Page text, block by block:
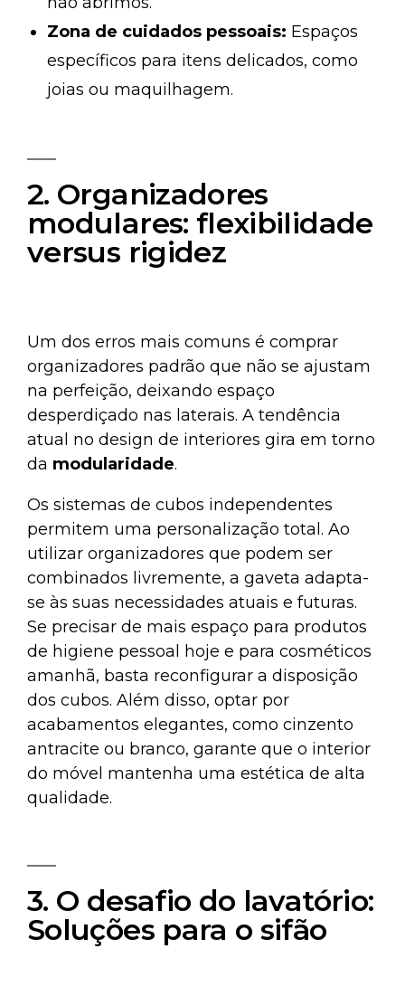
Zona de cuidados pessoais: Espaços
específicos para itens delicados, como
joias ou maquilhagem.
2. Organizadores
modulares: flexibilidade
versus rigidez
Um dos erros mais comuns é comprar
organizadores padrão que não se ajustam
na perfeição, deixando espaço
desperdiçado nas laterais. A tendência
atual no design de interiores gira em torno
da modularidade.
Os sistemas de cubos independentes
permitem uma personalização total. Ao
utilizar organizadores que podem ser
combinados livremente, a gaveta adapta-
se às suas necessidades atuais e futuras.
Se precisar de mais espaço para produtos
de higiene pessoal hoje e para cosméticos
amanhã, basta reconfigurar a disposição
dos cubos. Além disso, optar por
acabamentos elegantes, como cinzento
antracite ou branco, garante que o interior
do móvel mantenha uma estética de alta
qualidade.
3. O desafio do lavatório:
Soluções para o sifão